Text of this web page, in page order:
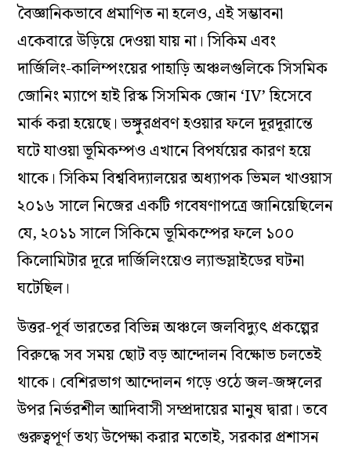
বৈজ্ঞানিকভাবে প্রমাণিত না হলেও, এই সম্ভাবনা
একেবারে উড়িয়ে দেওয়া যায় না। সিকিম এবং
দার্জিলিং-কালিম্পংয়ের পাহাড়ি অঞ্চলগুলিকে সিসমিক
জোনিং ম্যাপে হাই রিস্ক সিসমিক জোন ‘IV’ হিসেবে
মার্ক করা হয়েছে। ভঙ্গুরপ্রবণ হওয়ার ফলে দূরদূরান্তে
ঘটে যাওয়া ভূমিকম্পও এখানে বিপর্যয়ের কারণ হয়ে
থাকে। সিকিম বিশ্ববিদ্যালয়ের অধ্যাপক ভিমল খাওয়াস
২০১৬ সালে নিজের একটি গবেষণাপত্রে জানিয়েছিলেন
যে, ২০১১ সালে সিকিমে ভূমিকম্পের ফলে ১০০
কিলোমিটার দূরে দার্জিলিংয়েও ল্যান্ডস্লাইডের ঘটনা
ঘটেছিল।
উত্তর-পূর্ব ভারতের বিভিন্ন অঞ্চলে জলবিদ্যুৎ প্রকল্পের
বিরুদ্ধে সব সময় ছোট বড় আন্দোলন বিক্ষোভ চলতেই
থাকে। বেশিরভাগ আন্দোলন গড়ে ওঠে জল-জঙ্গলের
উপর নির্ভরশীল আদিবাসী সম্প্রদায়ের মানুষ দ্বারা। তবে
গুরুত্বপূর্ণ তথ্য উপেক্ষা করার মতোই, সরকার প্রশাসন